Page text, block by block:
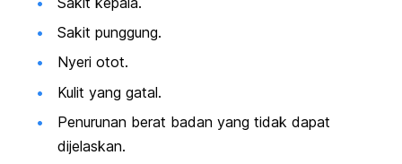
Sakit punggung.
Nyeri otot.
Kulit yang gatal.
Penurunan berat badan yang tidak dapat
dijelaskan.